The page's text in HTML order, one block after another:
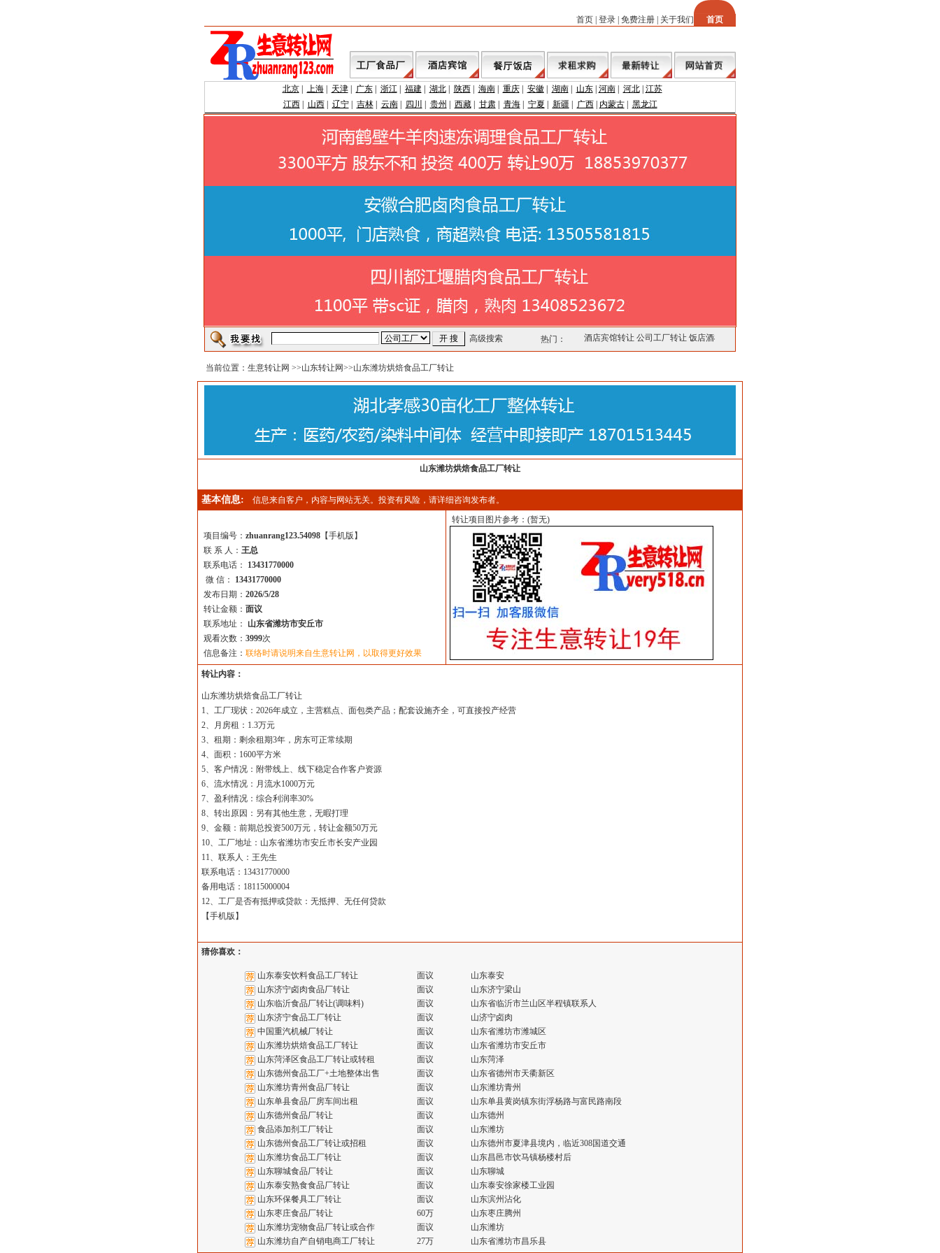
首页 登录 免费注册 关于我们 首页
北京| 上海| 天津| 广东| 浙江| 福建| 湖北| 陕西| 海南| 重庆| 安徽| 湖南| 山东| 河南| 河北| 江苏
江西| 山西| 辽宁| 吉林| 云南| 四川 贵州 西藏| 甘肃| 青海| 宁夏 新疆 广西| 内蒙古| 黑龙江
高级搜索 热门： 酒店宾馆转让 公司工厂转让 饭店酒楼转让
当前位置： 生意转让网 >>山东转让网>>山东潍坊烘焙食品工厂转让
山东潍坊烘焙食品工厂转让
基本信息: 信息来自客户，内容与网站无关。投资有风险，请详细咨询发布者。
项目编号： zhuanrang123.54098 【手机版 】
联 系 人： 王总
联系电话：
13431770000
微 信：
13431770000
发布日期： 2026/5/28
转让金额： 面议
联系地址：
山东省潍坊市安丘市
观看次数： 3999次
信息备注： 联络时请说明来自生意转让网，以取得更好效果
转让项目图片参考：(暂无)
转让内容：
山东潍坊烘焙食品工厂转让
1、工厂现状：2026年成立，主营糕点、面包类产品；配套设施齐全，可直接投产经营
2、月房租：1.3万元
3、租期：剩余租期3年，房东可正常续期
4、面积：1600平方米
5、客户情况：附带线上、线下稳定合作客户资源
6、流水情况：月流水1000万元
7、盈利情况：综合利润率30%
8、转出原因：另有其他生意，无暇打理
9、金额：前期总投资500万元，转让金额50万元
10、工厂地址：山东省潍坊市安丘市长安产业园
11、联系人：王先生
联系电话：13431770000
备用电话：18115000004
12、工厂是否有抵押或贷款：无抵押、无任何贷款
【手机版 】
猜你喜欢：
山东泰安饮料食品工厂转让 面议
山东泰安
山东济宁卤肉食品厂转让
面议
山东济宁梁山
山东临沂食品厂转让(调味料)
面议
山东省临沂市兰山区半程镇联系人
山东济宁食品工厂转让
面议
山济宁卤肉
中国重汽机械厂转让
面议
山东省潍坊市潍城区
山东潍坊烘焙食品工厂转让
面议
山东省潍坊市安丘市
山东菏泽区食品工厂转让或转租
面议
山东菏泽
山东德州食品工厂+土地整体出售
面议
山东省德州市天衢新区
山东潍坊青州食品厂转让
面议
山东潍坊青州
山东单县食品厂房车间出租
面议
山东单县黄岗镇东街浮杨路与富民路南段
山东德州食品厂转让
面议
山东德州
食品添加剂工厂转让
面议
山东潍坊
山东德州食品工厂转让或招租
面议
山东德州市夏津县境内，临近308国道交通
山东潍坊食品工厂转让
面议
山东昌邑市饮马镇杨楼村后
山东聊城食品厂转让
面议
山东聊城
山东泰安熟食食品厂转让
面议
山东泰安徐家楼工业园
山东环保餐具工厂转让
面议
山东滨州沾化
山东枣庄食品厂转让
60万
山东枣庄腾州
山东潍坊宠物食品厂转让或合作
面议
山东潍坊
山东潍坊自产自销电商工厂转让
27万 山东省潍坊市昌乐县